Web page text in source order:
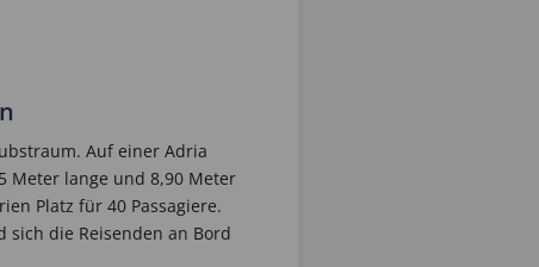
Auf einer Adria
Meter lange und 8,90 Meter
Platz für 40 Passagiere.
die Reisenden an Bord